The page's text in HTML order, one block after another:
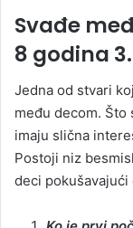
Svađe
8 godina
Jedna od stvari
među decom. Što
imaju slična
Postoji niz
deci pokušavajući